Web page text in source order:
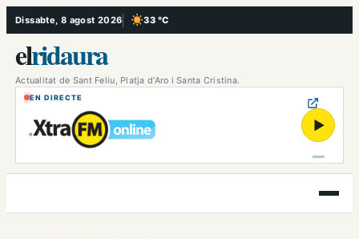
Vés
al
contingut
Dissabte, 8 agost 2026 33 °C
, Cel serè
elridaura
Actualitat de Sant Feliu, Platja d’Aro i Santa Cristina.
EN DIRECTE
▶
Obre
el